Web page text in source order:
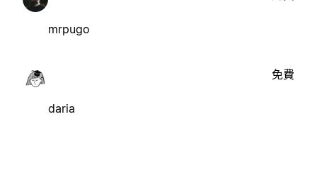
mrpugo
daria
免費